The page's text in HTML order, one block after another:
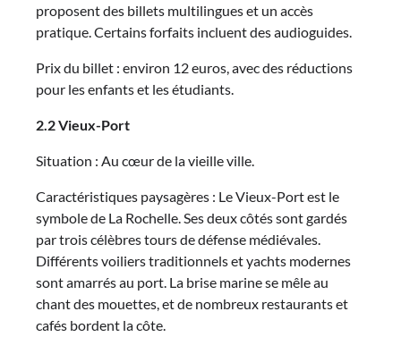
proposent des billets multilingues et un accès
pratique. Certains forfaits incluent des audioguides.
Prix du billet : environ 12 euros, avec des réductions
pour les enfants et les étudiants.
2.2 Vieux-Port
Situation : Au cœur de la vieille ville.
Caractéristiques paysagères : Le Vieux-Port est le
symbole de La Rochelle. Ses deux côtés sont gardés
par trois célèbres tours de défense médiévales.
Différents voiliers traditionnels et yachts modernes
sont amarrés au port. La brise marine se mêle au
chant des mouettes, et de nombreux restaurants et
cafés bordent la côte.